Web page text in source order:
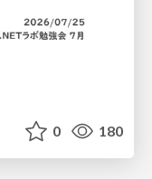
0 180